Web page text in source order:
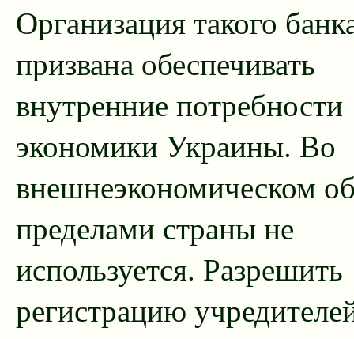
Организация такого
призвана обеспечивать
внутренние потребности
экономики Украины. Во
внешнеэкономическом
пределами страны не
используется. Разрешить
регистрацию